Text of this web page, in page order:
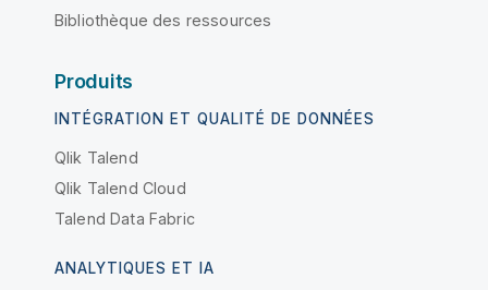
Bibliothèque des ressources
Produits
INTÉGRATION ET QUALITÉ DE DONNÉES
Qlik Talend
Qlik Talend Cloud
Talend Data Fabric
ANALYTIQUES ET IA